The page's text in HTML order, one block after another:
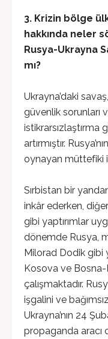
3. Krizin bölge
hakkında neler
Rusya-Ukrayna
mı?
Ukrayna’daki
güvenlik sorunları
istikrarsızlaştırma
artırmıştır.
oynayan müttefiki
Sırbistan bir
inkâr ederken,
gibi yaptırımlar
dönemde Rusya,
Milorad Dodik gibi
Kosova ve Bosna-
çalışmaktadır.
işgalini ve
Ukrayna’nın 24
propaganda aracı